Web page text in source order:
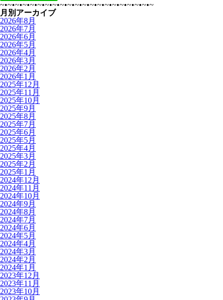
~•~•~•~•~•~•~•~•~•~•~•~•~•~•~•~•~•~•~•~•~
月別アーカイブ
2026年8月
2026年7月
2026年6月
2026年5月
2026年4月
2026年3月
2026年2月
2026年1月
2025年12月
2025年11月
2025年10月
2025年9月
2025年8月
2025年7月
2025年6月
2025年5月
2025年4月
2025年3月
2025年2月
2025年1月
2024年12月
2024年11月
2024年10月
2024年9月
2024年8月
2024年7月
2024年6月
2024年5月
2024年4月
2024年3月
2024年2月
2024年1月
2023年12月
2023年11月
2023年10月